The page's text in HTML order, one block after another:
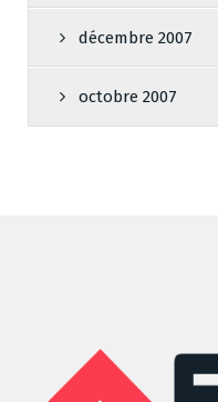
décembre 2007
octobre 2007